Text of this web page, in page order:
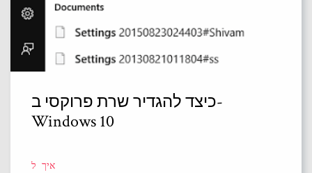
כיצד להגדיר שרת פרוקסי ב-
Windows 10
איך ל